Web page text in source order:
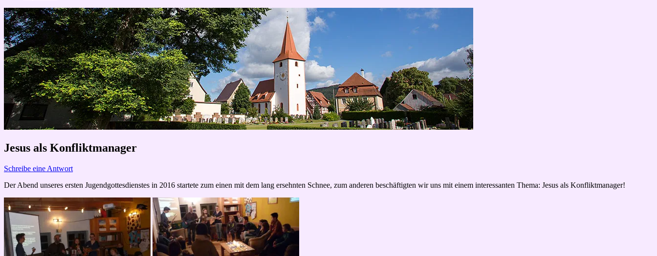
Jesus als Konfliktmanager
Schreibe eine Antwort
Der Abend unseres ersten Jugendgottesdienstes in 2016 startete zum einen mit dem lang ersehnten Schnee, zum anderen beschäftigten wir uns mit einem interessanten Thema: Jesus als Konfliktmanager!